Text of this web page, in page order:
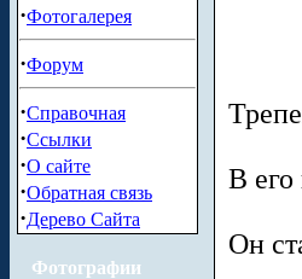
·Фотогалерея
·Форум
·Справочная
·Ссылки
·О сайте
·Обратная связь
·Дерево Сайта
Фотографии
В его
Он